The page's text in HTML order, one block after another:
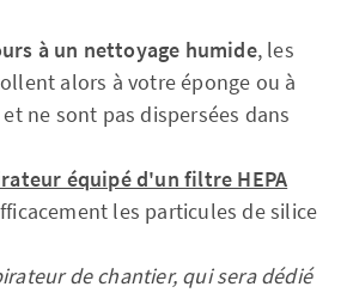
à un nettoyage humide, les
alors à votre éponge ou à
ne sont pas dispersées dans
équipé d'un filtre HEPA
les particules de silice
de chantier, qui sera dédié